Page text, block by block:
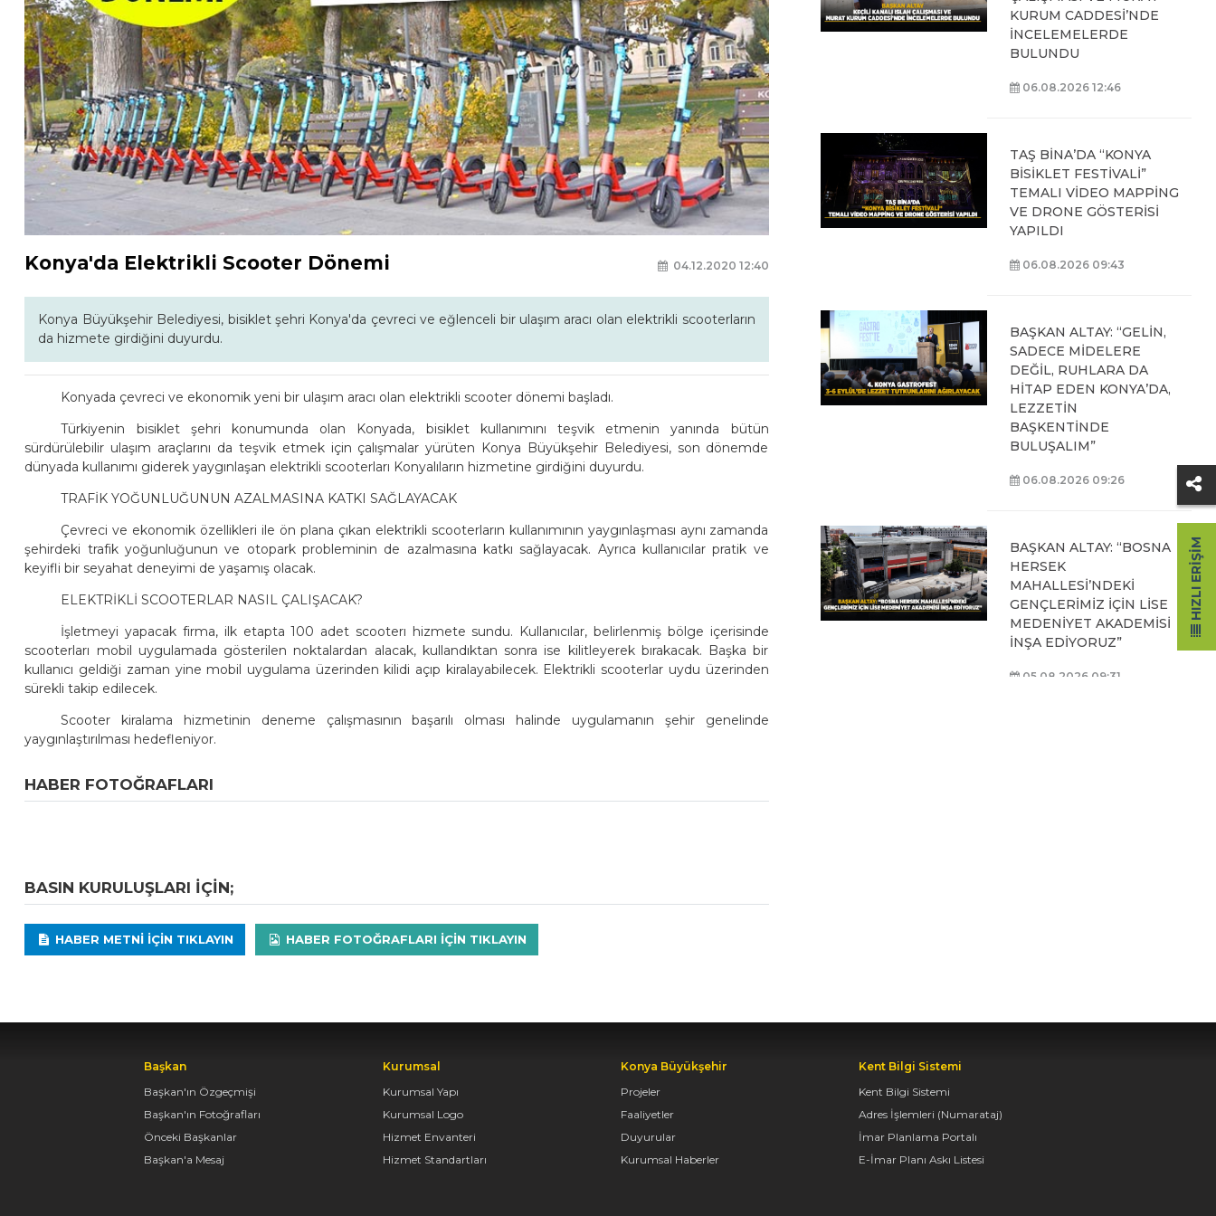
Konya'da Elektrikli Scooter Dönemi 04.12.2020 12:40
Konya Büyükşehir Belediyesi, bisiklet şehri Konya'da çevreci ve eğlenceli bir ulaşım aracı olan elektrikli scooterların
da hizmete girdiğini duyurdu.
Konyada çevreci ve ekonomik yeni bir ulaşım aracı olan elektrikli scooter dönemi başladı.
Türkiyenin bisiklet şehri konumunda olan Konyada, bisiklet kullanımını teşvik etmenin yanında bütün
sürdürülebilir ulaşım araçlarını da teşvik etmek için çalışmalar yürüten Konya Büyükşehir Belediyesi, son dönemde
dünyada kullanımı giderek yaygınlaşan elektrikli scooterları Konyalıların hizmetine girdiğini duyurdu.
TRAFİK YOĞUNLUĞUNUN AZALMASINA KATKI SAĞLAYACAK
Çevreci ve ekonomik özellikleri ile ön plana çıkan elektrikli scooterların kullanımının yaygınlaşması aynı zamanda
şehirdeki trafik yoğunluğunun ve otopark probleminin de azalmasına katkı sağlayacak. Ayrıca kullanıcılar pratik ve
keyifli bir seyahat deneyimi de yaşamış olacak.
ELEKTRİKLİ SCOOTERLAR NASIL ÇALIŞACAK?
İşletmeyi yapacak firma, ilk etapta 100 adet scooterı hizmete sundu. Kullanıcılar, belirlenmiş bölge içerisinde
scooterları mobil uygulamada gösterilen noktalardan alacak, kullandıktan sonra ise kilitleyerek bırakacak. Başka bir
kullanıcı geldiği zaman yine mobil uygulama üzerinden kilidi açıp kiralayabilecek. Elektrikli scooterlar uydu üzerinden
sürekli takip edilecek.
Scooter kiralama hizmetinin deneme çalışmasının başarılı olması halinde uygulamanın şehir genelinde
yaygınlaştırılması hedefleniyor.
HABER FOTOĞRAFLARI
BASIN KURULUŞLARI IÇIN;
HABER METNI IÇIN TIKLAYIN HABER FOTOĞRAFLARI IÇIN TIKLAYIN
KURUM CADDESİ’NDE
İNCELEMELERDE
BULUNDU
06.08.2026 12:46
TAŞ BİNA’DA “KONYA
BİSİKLET FESTİVALİ”
TEMALI VİDEO MAPPİNG
VE DRONE GÖSTERİSİ
YAPILDI
06.08.2026 09:43
BAŞKAN ALTAY: “GELİN,
SADECE MİDELERE
DEĞİL, RUHLARA DA
HİTAP EDEN KONYA’DA,
LEZZETİN
BAŞKENTİNDE
BULUŞALIM”
06.08.2026 09:26
BAŞKAN ALTAY: “BOSNA
HERSEK
MAHALLESİ’NDEKİ
GENÇLERİMİZ İÇİN LİSE
MEDENİYET AKADEMİSİ
İNŞA EDİYORUZ”
05.08.2026 09:31
Başkan
Başkan'ın Özgeçmişi
Başkan'ın Fotoğrafları
Önceki Başkanlar
Başkan'a Mesaj
Kurumsal
Kurumsal Yapı
Kurumsal Logo
Hizmet Envanteri
Hizmet Standartları
Konya Büyükşehir
Projeler
Faaliyetler
Duyurular
Kurumsal Haberler
Kent Bilgi Sistemi
Kent Bilgi Sistemi
Adres İşlemleri (Numarataj)
İmar Planlama Portalı
E-İmar Planı Askı Listesi
HIZLI ERIŞIM